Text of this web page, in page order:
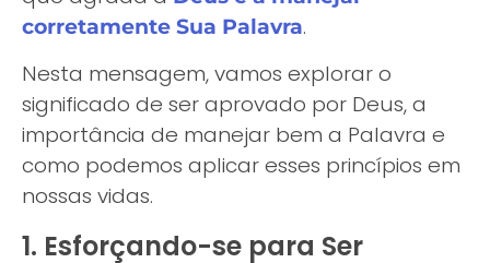
corretamente Sua Palavra.
Nesta mensagem, vamos explorar o
significado de ser aprovado por Deus, a
importância de manejar bem a Palavra e
como podemos aplicar esses princípios em
nossas vidas.
1. Esforçando-se para Ser